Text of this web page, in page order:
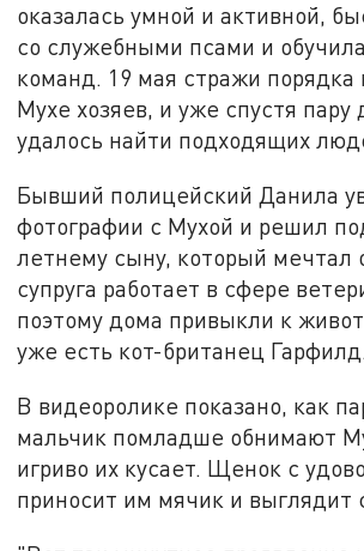
оказалась умной и активной,
со служебными псами и
команд. 19 мая стражи порядка
Мухе хозяев, и уже спустя пару
удалось найти подходящих
Бывший полицейский Данила
фотографии с Мухой и решил
летнему сыну, который мечтал
супруга работает в сфере
поэтому дома привыкли к
уже есть кот-британец Гарфилд.
В видеоролике показано, как
мальчик помладше обнимают
игриво их кусает. Щенок с
приносит им мячик и выглядит